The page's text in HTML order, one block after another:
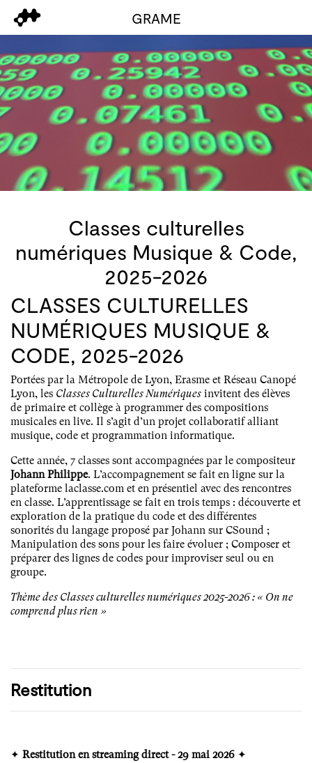
GRAME
Classes culturelles
numériques Musique & Code,
2025-2026
Classes culturelles
numériques Musique &
Code, 2025-2026
Portées par la Métropole de Lyon, Erasme et Réseau Canopé
Lyon, les Classes Culturelles Numériques invitent des élèves
de primaire et collège à programmer des compositions
musicales en live. Il s’agit d’un projet collaboratif alliant
musique, code et programmation informatique.
Cette année, 7 classes sont accompagnées par le compositeur
Johann Philippe. L’accompagnement se fait en ligne sur la
plateforme laclasse.com et en présentiel avec des rencontres
en classe. L’apprentissage se fait en trois temps : découverte et
exploration de la pratique du code et des différentes
sonorités du langage proposé par Johann sur CSound ;
Manipulation des sons pour les faire évoluer ; Composer et
préparer des lignes de codes pour improviser seul ou en
groupe.
Thème des Classes culturelles numériques 2025-2026 : « On ne
comprend plus rien »
Restitution
✦ Restitution en streaming direct - 29 mai 2026 ✦